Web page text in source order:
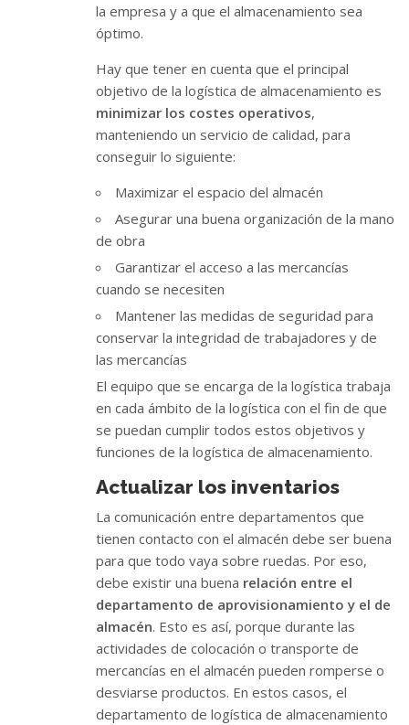
la empresa y a que el almacenamiento sea
óptimo.
Hay que tener en cuenta que el principal
objetivo de la logística de almacenamiento es
minimizar los costes operativos,
manteniendo un servicio de calidad, para
conseguir lo siguiente:
Maximizar el espacio del almacén
Asegurar una buena organización de la mano
de obra
Garantizar el acceso a las mercancías
cuando se necesiten
Mantener las medidas de seguridad para
conservar la integridad de trabajadores y de
las mercancías
El equipo que se encarga de la logística trabaja
en cada ámbito de la logística con el fin de que
se puedan cumplir todos estos objetivos y
funciones de la logística de almacenamiento.
Actualizar los inventarios
La comunicación entre departamentos que
tienen contacto con el almacén debe ser buena
para que todo vaya sobre ruedas. Por eso,
debe existir una buena relación entre el
departamento de aprovisionamiento y el de
almacén. Esto es así, porque durante las
actividades de colocación o transporte de
mercancías en el almacén pueden romperse o
desviarse productos. En estos casos, el
departamento de logística de almacenamiento